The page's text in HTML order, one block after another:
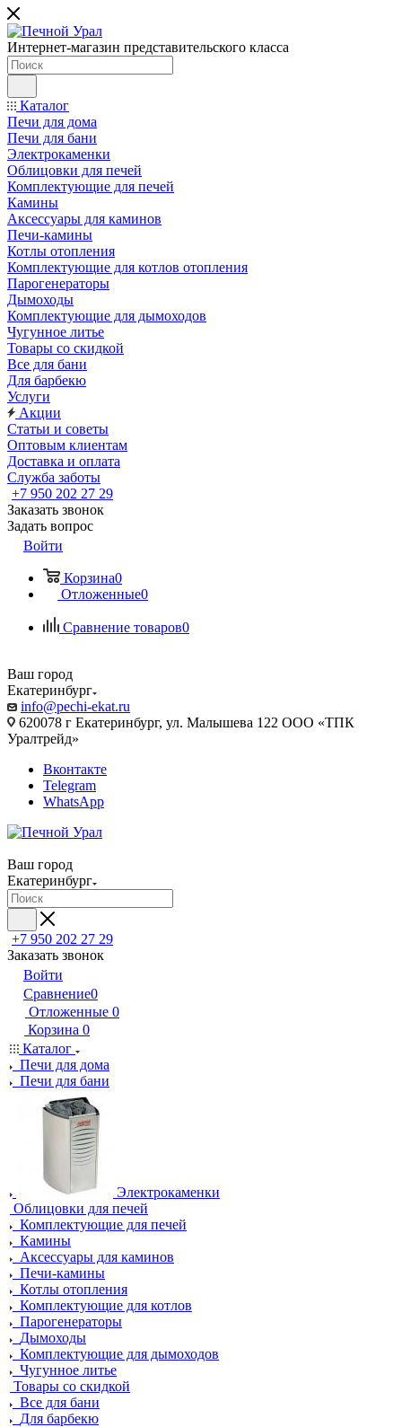
Интернет-магазин представительского класса
Каталог
Печи для дома
Печи для бани
Электрокаменки
Облицовки для печей
Комплектующие для печей
Камины
Аксессуары для каминов
Печи-камины
Котлы отопления
Комплектующие для котлов отопления
Парогенераторы
Дымоходы
Комплектующие для дымоходов
Чугунное литье
Товары со скидкой
Все для бани
Для барбекю
Услуги
Акции
Статьи и советы
Оптовым клиентам
Доставка и оплата
Служба заботы
+7 950 202 27 29
Заказать звонок
Задать вопрос
Войти
Корзина0
Отложенные0
Сравнение товаров0
Ваш город
Екатеринбург
info@pechi-ekat.ru
620078 г Екатеринбург, ул. Малышева 122 ООО «ТПК
Уралтрейд»
Вконтакте
Telegram
WhatsApp
Ваш город
Екатеринбург
+7 950 202 27 29
Заказать звонок
Войти
Сравнение0
Отложенные 0
Корзина 0
Каталог
Печи для дома
Печи для бани
Электрокаменки
Облицовки для печей
Комплектующие для печей
Камины
Аксессуары для каминов
Печи-камины
Котлы отопления
Комплектующие для котлов
Парогенераторы
Дымоходы
Комплектующие для дымоходов
Чугунное литье
Товары со скидкой
Все для бани
Для барбекю